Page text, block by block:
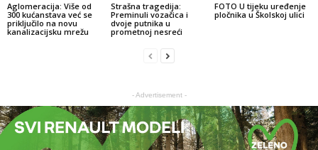
Aglomeracija: Više od
300 kućanstava već se
priključilo na novu
kanalizacijsku mrežu
Strašna tragedija:
Preminuli vozačica i
dvoje putnika u
prometnoj nesreći
FOTO U tijeku uređenje
pločnika u Školskoj ulici
- Advertisement -